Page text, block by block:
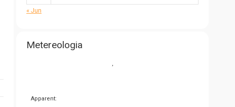
« Jun
Metereologia
,
Apparent: